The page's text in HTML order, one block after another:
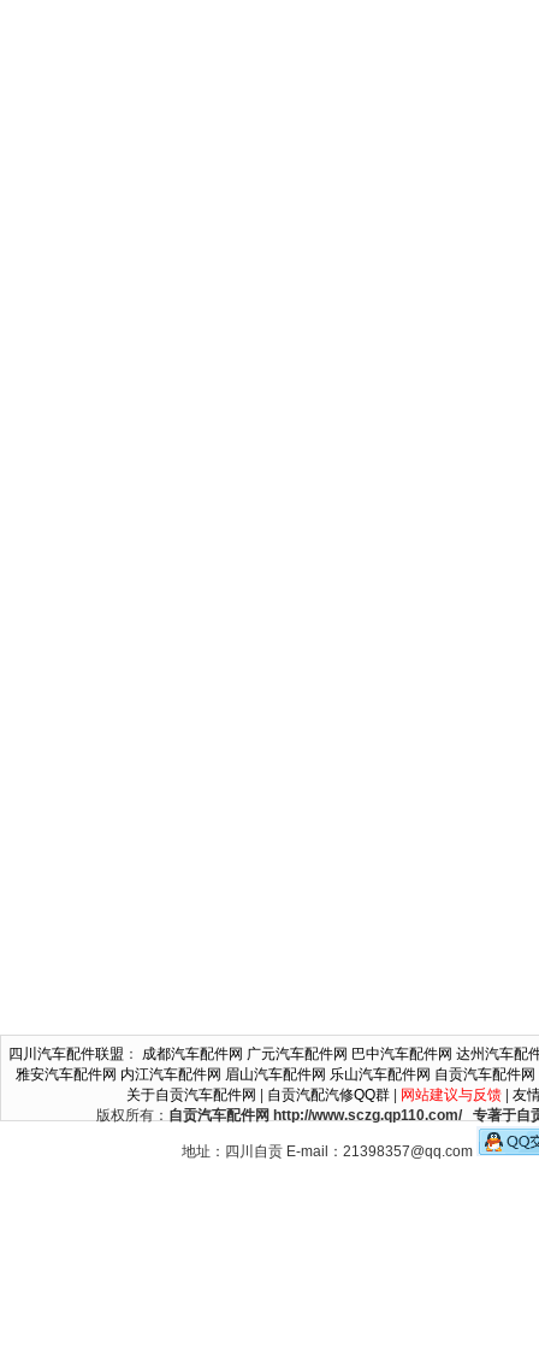
四川汽车配件联盟 ： 成都汽车配件网 广元汽车配件网 巴中汽车配件网 达州汽车配
雅安汽车配件网 内江汽车配件网 眉山汽车配件网 乐山汽车配件网 自贡汽车配件网
关于自贡汽车配件网
自贡汽配汽修QQ群| 网站建议与反馈| 友
版权所有： 自贡汽车配件网 http://www.sczg.qp110.com/ 专著于自
地址：四川自贡 E-mail：21398357@qq.com